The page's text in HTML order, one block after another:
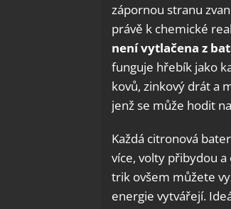
zápornou stranu
právě k chemické
není vytlačena z
funguje hřebík jako
kovů, zinkový drát a
jenž se může hodit
Každá citronová
více, volty přibydou a
trik ovšem můžete
energie vytvářejí.